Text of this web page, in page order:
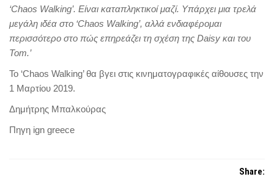
‘Chaos Walking’. Είναι καταπληκτικοί μαζί. Υπάρχει μια τρελά
μεγάλη ιδέα στο ‘Chaos Walking’, αλλά ενδιαφέρομαι
περισσότερο στο πώς επηρεάζει τη σχέση της Daisy και του
Tom.’
Το ‘Chaos Walking’ θα βγει στις κινηματογραφικές αίθουσες την
1 Μαρτίου 2019.
Δημήτρης Μπαλκούρας
Πηγη ign greece
Share: